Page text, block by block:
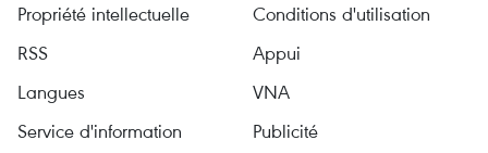
Propriété intellectuelle
Conditions d'utilisation
RSS
Appui
Langues
VNA
Service d'information
Publicité